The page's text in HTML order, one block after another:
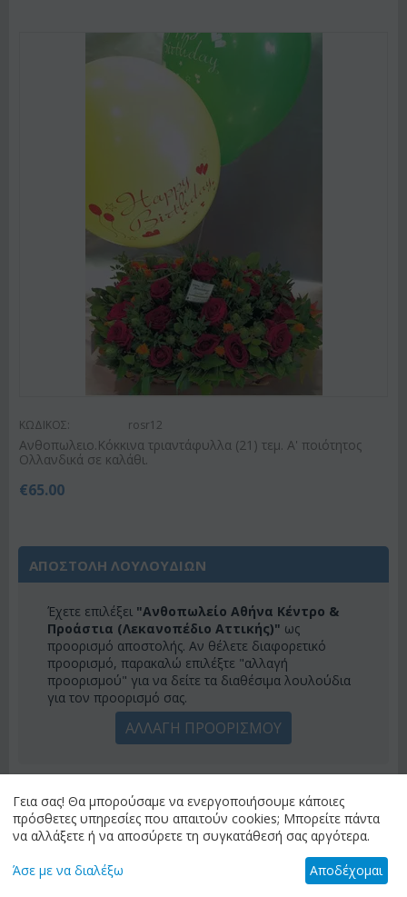
ΚΩΔΙΚΟΣ: rosr12
Ανθοπωλειο.Κόκκινα τριαντάφυλλα (21) τεμ. Α' ποιότητος
Ολλανδικά σε καλάθι.
€65.00
ΑΠΟΣΤΟΛΗ ΛΟΥΛΟΥΔΙΩΝ
Έχετε επιλέξει "Ανθοπωλείο Αθήνα Κέντρο &
Προάστια (Λεκανοπέδιο Αττικής)" ως
προορισμό αποστολής. Αν θέλετε διαφορετικό
προορισμό, παρακαλώ επιλέξτε "αλλαγή
προορισμού" για να δείτε τα διαθέσιμα λουλούδια
για τον προορισμό σας.
ΑΛΛΑΓΗ ΠΡΟΟΡΙΣΜΟΥ
ΚΑΤΗΓΟΡΙΕΣ
ΜΕΝΟΎ
Γεια σας! Θα μπορούσαμε να ενεργοποιήσουμε κάποιες
πρόσθετες υπηρεσίες που απαιτούν cookies; Μπορείτε πάντα
να αλλάξετε ή να αποσύρετε τη συγκατάθεσή σας αργότερα.
Άσε με να διαλέξω Αποδέχομαι